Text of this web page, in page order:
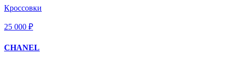
Кроссовки
25 000 ₽
CHANEL